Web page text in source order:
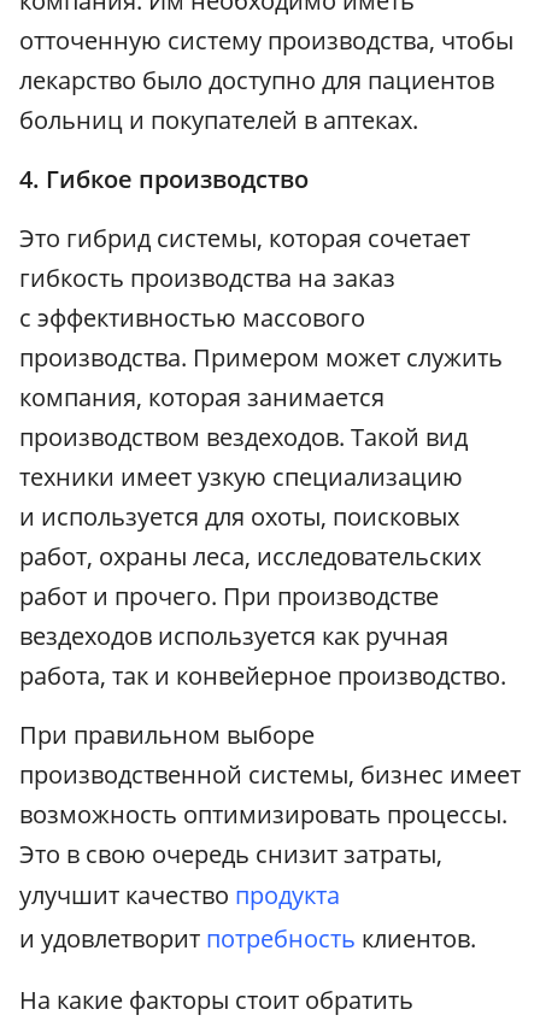
отточенную систему производства, чтобы
лекарство было доступно для пациентов
больниц и покупателей в аптеках.
4. Гибкое производство
Это гибрид системы, которая сочетает
гибкость производства на заказ
с эффективностью массового
производства. Примером может служить
компания, которая занимается
производством вездеходов. Такой вид
техники имеет узкую специализацию
и используется для охоты, поисковых
работ, охраны леса, исследовательских
работ и прочего. При производстве
вездеходов используется как ручная
работа, так и конвейерное производство.
При правильном выборе
производственной системы, бизнес имеет
возможность оптимизировать процессы.
Это в свою очередь снизит затраты,
улучшит качество продукта
и удовлетворит потребность клиентов.
На какие факторы стоит обратить